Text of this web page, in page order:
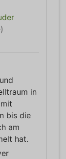
in
bis die
am
hat.